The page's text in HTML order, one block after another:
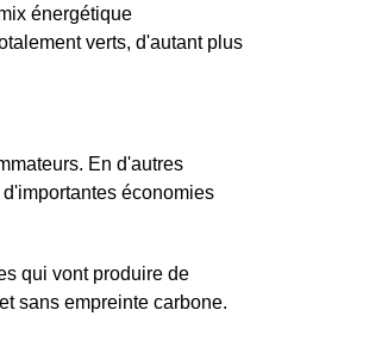
énergétique
verts, d'autant plus
En d'autres
économies
qui vont produire de
sans empreinte carbone.